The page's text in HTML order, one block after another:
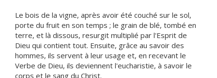
Le bois de la vigne, après avoir été couché sur le sol,
porte du fruit en son temps ; le grain de blé, tombé en
terre, et là dissous, resurgit multiplié par l'Esprit de
Dieu qui contient tout. Ensuite, grâce au savoir des
hommes, ils servent à leur usage et, en recevant le
Verbe de Dieu, ils deviennent l'eucharistie, à savoir le
corps et le sang du Christ.